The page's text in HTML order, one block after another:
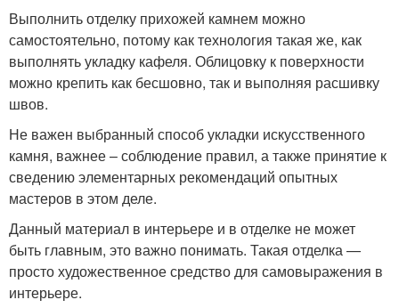
Выполнить отделку прихожей камнем можно
самостоятельно, потому как технология такая же, как
выполнять укладку кафеля. Облицовку к поверхности
можно крепить как бесшовно, так и выполняя расшивку
швов.
Не важен выбранный способ укладки искусственного
камня, важнее – соблюдение правил, а также принятие к
сведению элементарных рекомендаций опытных
мастеров в этом деле.
Данный материал в интерьере и в отделке не может
быть главным, это важно понимать. Такая отделка —
просто художественное средство для самовыражения в
интерьере.